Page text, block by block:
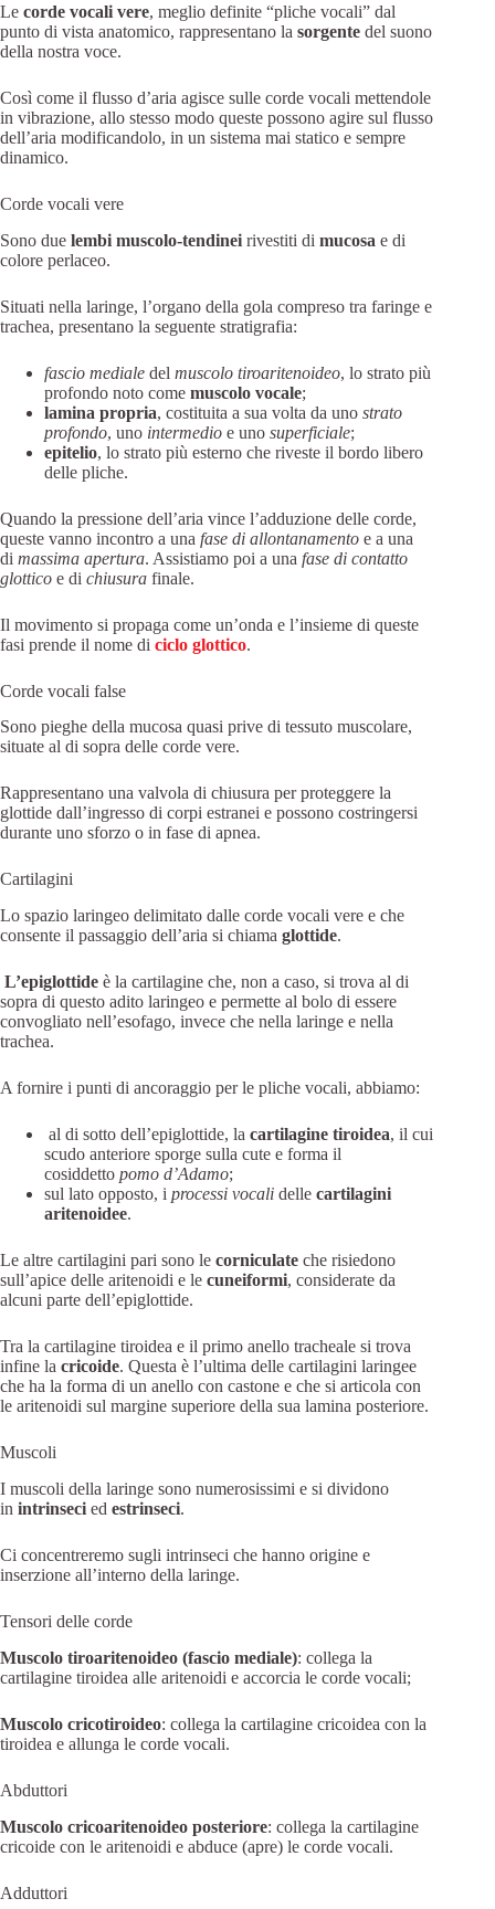
Le corde vocali vere, meglio definite “pliche vocali” dal
punto di vista anatomico, rappresentano la sorgente del suono
della nostra voce.
Così come il flusso d’aria agisce sulle corde vocali mettendole
in vibrazione, allo stesso modo queste possono agire sul flusso
dell’aria modificandolo, in un sistema mai statico e sempre
dinamico.
Corde vocali vere
Sono due lembi muscolo-tendinei rivestiti di mucosa e di
colore perlaceo.
Situati nella laringe, l’organo della gola compreso tra faringe e
trachea, presentano la seguente stratigrafia:
fascio mediale del muscolo tiroaritenoideo, lo strato più
profondo noto come muscolo vocale;
lamina propria, costituita a sua volta da uno strato
profondo, uno intermedio e uno superficiale;
epitelio, lo strato più esterno che riveste il bordo libero
delle pliche.
Quando la pressione dell’aria vince l’adduzione delle corde,
queste vanno incontro a una fase di allontanamento e a una
di massima apertura. Assistiamo poi a una fase di contatto
glottico e di chiusura finale.
Il movimento si propaga come un’onda e l’insieme di queste
fasi prende il nome di ciclo glottico.
Corde vocali false
Sono pieghe della mucosa quasi prive di tessuto muscolare,
situate al di sopra delle corde vere.
Rappresentano una valvola di chiusura per proteggere la
glottide dall’ingresso di corpi estranei e possono costringersi
durante uno sforzo o in fase di apnea.
Cartilagini
Lo spazio laringeo delimitato dalle corde vocali vere e che
consente il passaggio dell’aria si chiama glottide.
L’epiglottide è la cartilagine che, non a caso, si trova al di
sopra di questo adito laringeo e permette al bolo di essere
convogliato nell’esofago, invece che nella laringe e nella
trachea.
A fornire i punti di ancoraggio per le pliche vocali, abbiamo:
al di sotto dell’epiglottide, la cartilagine tiroidea, il cui
scudo anteriore sporge sulla cute e forma il
cosiddetto pomo d’Adamo;
sul lato opposto, i processi vocali delle cartilagini
aritenoidee.
Le altre cartilagini pari sono le corniculate che risiedono
sull’apice delle aritenoidi e le cuneiformi, considerate da
alcuni parte dell’epiglottide.
Tra la cartilagine tiroidea e il primo anello tracheale si trova
infine la cricoide. Questa è l’ultima delle cartilagini laringee
che ha la forma di un anello con castone e che si articola con
le aritenoidi sul margine superiore della sua lamina posteriore.
Muscoli
I muscoli della laringe sono numerosissimi e si dividono
in intrinseci ed estrinseci.
Ci concentreremo sugli intrinseci che hanno origine e
inserzione all’interno della laringe.
Tensori delle corde
Muscolo tiroaritenoideo (fascio mediale): collega la
cartilagine tiroidea alle aritenoidi e accorcia le corde vocali;
Muscolo cricotiroideo: collega la cartilagine cricoidea con la
tiroidea e allunga le corde vocali.
Abduttori
Muscolo cricoaritenoideo posteriore: collega la cartilagine
cricoide con le aritenoidi e abduce (apre) le corde vocali.
Adduttori